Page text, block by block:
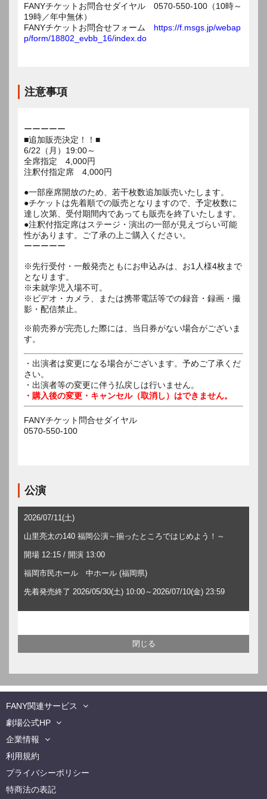
FANYチケットお問合せダイヤル 0570-550-100（10時～
19時／年中無休）
FANYチケットお問合せフォーム https://f.msgs.jp/webap
p/form/18802_evbb_16/index.do
注意事項
ーーーーー
■追加販売決定！！■
6/22（月）19:00～
全席指定 4,000円
注釈付指定席 4,000円
●一部座席開放のため、若干枚数追加販売いたします。
●チケットは先着順での販売となりますので、予定枚数に
達し次第、受付期間内であっても販売を終了いたします。
●注釈付指定席はステージ・演出の一部が見えづらい可能
性があります。ご了承の上ご購入ください。
ーーーーー
※先行受付・一般発売ともにお申込みは、お1人様4枚まで
となります。
※未就学児入場不可。
※ビデオ・カメラ、または携帯電話等での録音・録画・撮
影・配信禁止。
※前売券が完売した際には、当日券がない場合がございま
す。
・出演者は変更になる場合がございます。予めご了承くだ
さい。
・出演者等の変更に伴う払戻しは行いません。
・購入後の変更・キャンセル（取消し）はできません。
FANYチケット問合せダイヤル
0570-550-100
公演
2026/07/11(土)
山里亮太の140 福岡公演～揃ったところではじめよう！～
開場 12:15 / 開演 13:00
福岡市民ホール 中ホール (福岡県)
先着発売終了 2026/05/30(土) 10:00～2026/07/10(金) 23:59
FANY関連サービス
劇場公式HP
企業情報
利用規約
プライバシーポリシー
特商法の表記